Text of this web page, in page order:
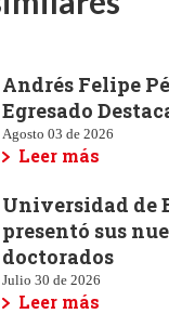
Andrés Felipe
Egresado
Agosto 03 de 2026
Leer más
Universidad de
presentó sus
doctorados
Julio 30 de 2026
Leer más